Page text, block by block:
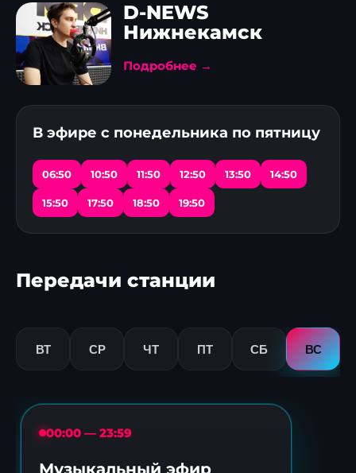
D-NEWS
Нижнекамск
Подробнее →
В эфире с понедельника по пятницу
06:50 10:50 11:50 12:50 13:50 14:50
15:50 17:50 18:50 19:50
Передачи станции
ВТ СР ЧТ ПТ СБ ВС
00:00 — 23:59
Музыкальный эфир